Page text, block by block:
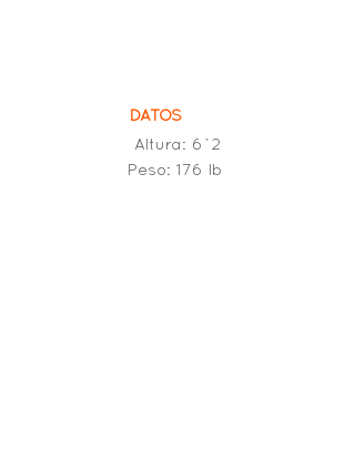
DATOS
Altura: 6`2
Peso: 176 lb